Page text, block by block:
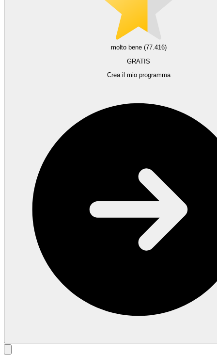
molto bene (77.416)
GRATIS
Crea il mio programma